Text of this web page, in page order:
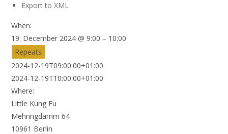
Export to XML
When:
19. December 2024 @ 9:00 – 10:00
Repeats
2024-12-19T09:00:00+01:00
2024-12-19T10:00:00+01:00
Where:
Little Kung Fu
Mehringdamm 64
10961 Berlin